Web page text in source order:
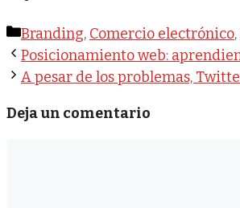
Categorías
Branding, Comercio electrónico,
Posicionamiento web:
A pesar de los problemas,
Deja un comentario